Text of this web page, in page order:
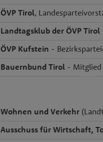
ÖVP Tirol,
Landtagsklub der ÖVP Tirol
ÖVP Kufstein -
Bauernbund Tirol - Mitglied
Wohnen und Verkehr
Ausschuss für Wirtschaft,